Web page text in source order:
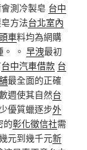
測冷製皂 台中
方法台北室內
車料均為網購
。 早洩最初
台中汽車借款 台
最全面的正確
週使其自然台
優質蠟逐步外
的彰化徵信社需
元到幾千元新